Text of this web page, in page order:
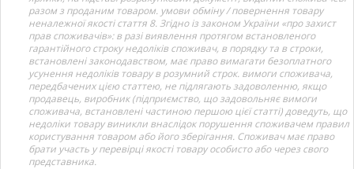
разом з проданим товаром. умови обміну / повернення товару
неналежної якості стаття 8. Згідно із законом України «про захист
прав споживачів»: в разі виявлення протягом встановленого
гарантійного строку недоліків споживач, в порядку та в строки,
встановлені законодавством, має право вимагати безоплатного
усунення недоліків товару в розумний строк. вимоги споживача,
передбачених цією статтею, не підлягають задоволенню, якщо
продавець, виробник (підприємство, що задовольняє вимоги
споживача, встановлені частиною першою цієї статті) доведуть, що
недоліки товару виникли внаслідок порушення споживачем правил
користування товаром або його зберігання. Споживач має право
брати участь у перевірці якості товару особисто або через свого
представника.